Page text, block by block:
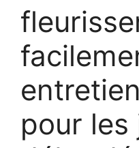
pour les